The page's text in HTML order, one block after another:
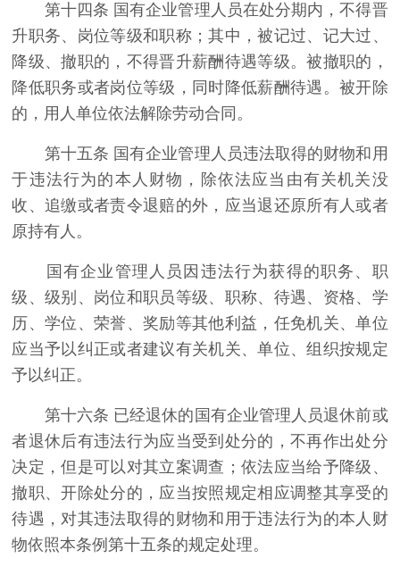
第十四条 国有企业管理人员在处分期内，不得晋
升职务、岗位等级和职称；其中，被记过、记大过、
降级、撤职的，不得晋升薪酬待遇等级。被撤职的，
降低职务或者岗位等级，同时降低薪酬待遇。被开除
的，用人单位依法解除劳动合同。
第十五条 国有企业管理人员违法取得的财物和用
于违法行为的本人财物，除依法应当由有关机关没
收、追缴或者责令退赔的外，应当退还原所有人或者
原持有人。
国有企业管理人员因违法行为获得的职务、职
级、级别、岗位和职员等级、职称、待遇、资格、学
历、学位、荣誉、奖励等其他利益，任免机关、单位
应当予以纠正或者建议有关机关、单位、组织按规定
予以纠正。
第十六条 已经退休的国有企业管理人员退休前或
者退休后有违法行为应当受到处分的，不再作出处分
决定，但是可以对其立案调查；依法应当给予降级、
撤职、开除处分的，应当按照规定相应调整其享受的
待遇，对其违法取得的财物和用于违法行为的本人财
物依照本条例第十五条的规定处理。